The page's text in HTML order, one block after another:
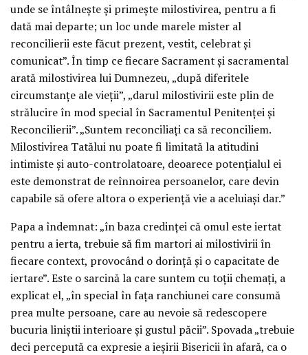
unde se întâlnește și primește milostivirea, pentru a fi
dată mai departe; un loc unde marele mister al
reconcilierii este făcut prezent, vestit, celebrat și
comunicat”. În timp ce fiecare Sacrament și sacramental
arată milostivirea lui Dumnezeu, „după diferitele
circumstanțe ale vieții”, „darul milostivirii este plin de
strălucire în mod special în Sacramentul Penitenței și
Reconcilierii”. „Suntem reconciliați ca să reconciliem.
Milostivirea Tatălui nu poate fi limitată la atitudini
intimiste și auto-controlatoare, deoarece potențialul ei
este demonstrat de reînnoirea persoanelor, care devin
capabile să ofere altora o experiență vie a aceluiași dar.”
Papa a îndemnat: „în baza credinței că omul este iertat
pentru a ierta, trebuie să fim martori ai milostivirii în
fiecare context, provocând o dorință și o capacitate de
iertare”. Este o sarcină la care suntem cu toții chemați, a
explicat el, „în special în fața ranchiunei care consumă
prea multe persoane, care au nevoie să redescopere
bucuria liniștii interioare și gustul păcii”. Spovada „trebuie
deci percepută ca expresie a ieșirii Bisericii în afară, ca o